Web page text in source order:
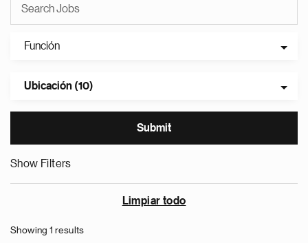
Función
Ubicación (10)
Show Filters
Limpiar todo
Showing 1 results